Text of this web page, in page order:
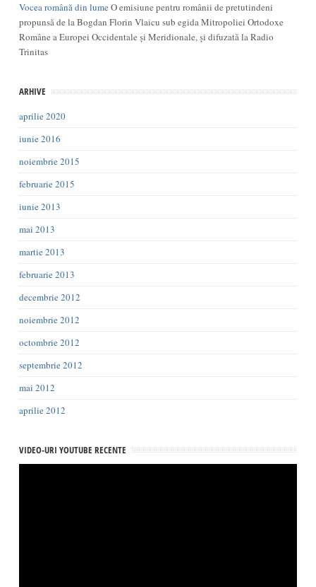
Vocea română din lumeO emisiune pentru românii de pretutindeni
propunsă de la Bogdan Florin Vlaicu sub egida Mitropoliei Ortodoxe
Române a Europei Occidentale și Meridionale, și difuzată la Radio
Trinitas
ARHIVE
aprilie 2020
iunie 2016
noiembrie 2015
februarie 2015
iunie 2013
mai 2013
martie 2013
februarie 2013
decembrie 2012
noiembrie 2012
octombrie 2012
septembrie 2012
mai 2012
aprilie 2012
VIDEO-URI YOUTUBE RECENTE